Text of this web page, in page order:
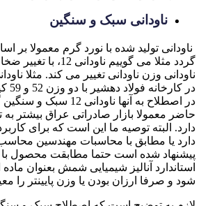
ناودانی سبک و سنگین
ناودانی تولید شده با نورد گرم معمولا
گردد مثلا می گوییم
در
در اصطلاح به آنها
حاضر معمولا بازار صادراتی عراق بیشتر
دارد. البته توصیه ما این است که برای
دارد یا مطابق با محاسبات مهندسین
پیشنهاد شده است حتما مطابقت محصول
استاندارد آنالیز شیمیایی شمش بعنوان
شود و صرفا ارزان بودن یا وزن پایینتر را